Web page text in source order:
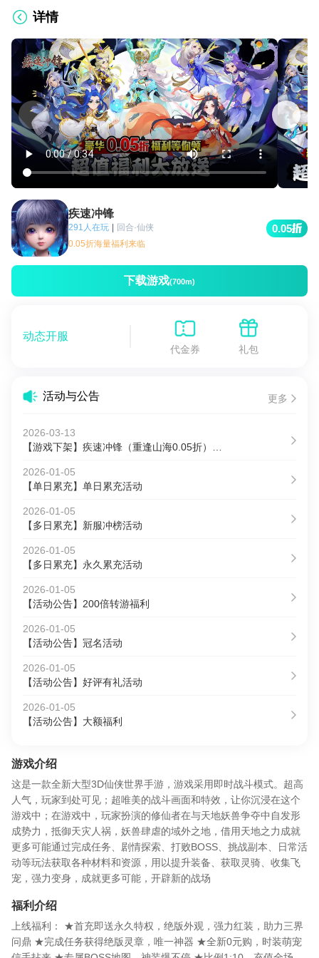
详情
疾速冲锋
291人在玩 | 回合·仙侠
0.05折海量福利来临
0.05
下载游戏(700m)
动态开服
代金券 礼包
活动与公告 更多
2026-03-13
2026-01-05
【单日累充】单日累充活动
2026-01-05
【多日累充】新服冲榜活动
2026-01-05
【多日累充】永久累充活动
2026-01-05
【活动公告】200倍转游福利
2026-01-05
【活动公告】冠名活动
2026-01-05
【活动公告】好评有礼活动
2026-01-05
【活动公告】大额福利
游戏介绍
这是一款全新大型3D仙侠世界手游，游戏采用即时战斗模式。超高
人气，玩家到处可见；超唯美的战斗画面和特效，让你沉浸在这个
游戏中；在游戏中，玩家扮演的修仙者在与天地妖兽争夺中自发形
成势力，抵御天灾人祸，妖兽肆虐的域外之地，借用天地之力成就
更多可能通过完成任务、剧情探索、打败BOSS、挑战副本、日常活
动等玩法获取各种材料和资源，用以提升装备、获取灵骑、收集飞
宠，强力变身，成就更多可能，开辟新的战场
福利介绍
上线福利： ★首充即送永久特权，绝版外观，强力红装，助力三界
问鼎 ★完成任务获得绝版灵章，唯一神器 ★全新0元购，时装萌宠